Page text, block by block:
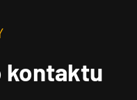
kontaktu